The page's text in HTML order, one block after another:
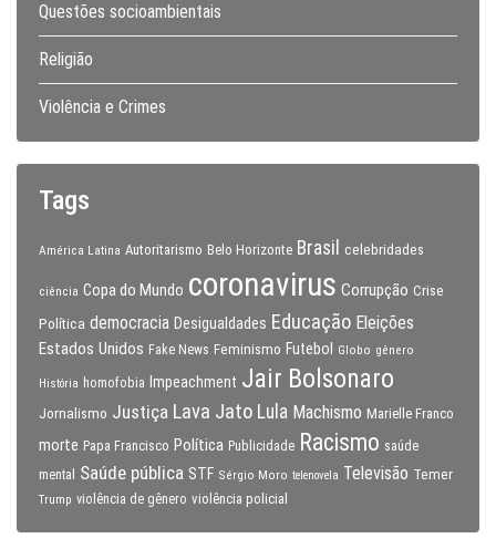
Questões socioambientais
Religião
Violência e Crimes
Tags
América Latina Autoritarismo Belo Horizonte Brasil celebridades
ciência Copa do Mundo coronavirus Corrupção Crise
Política democracia Desigualdades Educação Eleições
Estados Unidos Fake News Feminismo Futebol Globo gênero
História homofobia Impeachment Jair Bolsonaro
Jornalismo Justiça Lava Jato Lula Machismo Marielle Franco
morte Papa Francisco Política Publicidade Racismo saúde
mental
Saúde pública STF Sérgio Moro telenovela Televisão Temer
Trump violência de gênero violência policial